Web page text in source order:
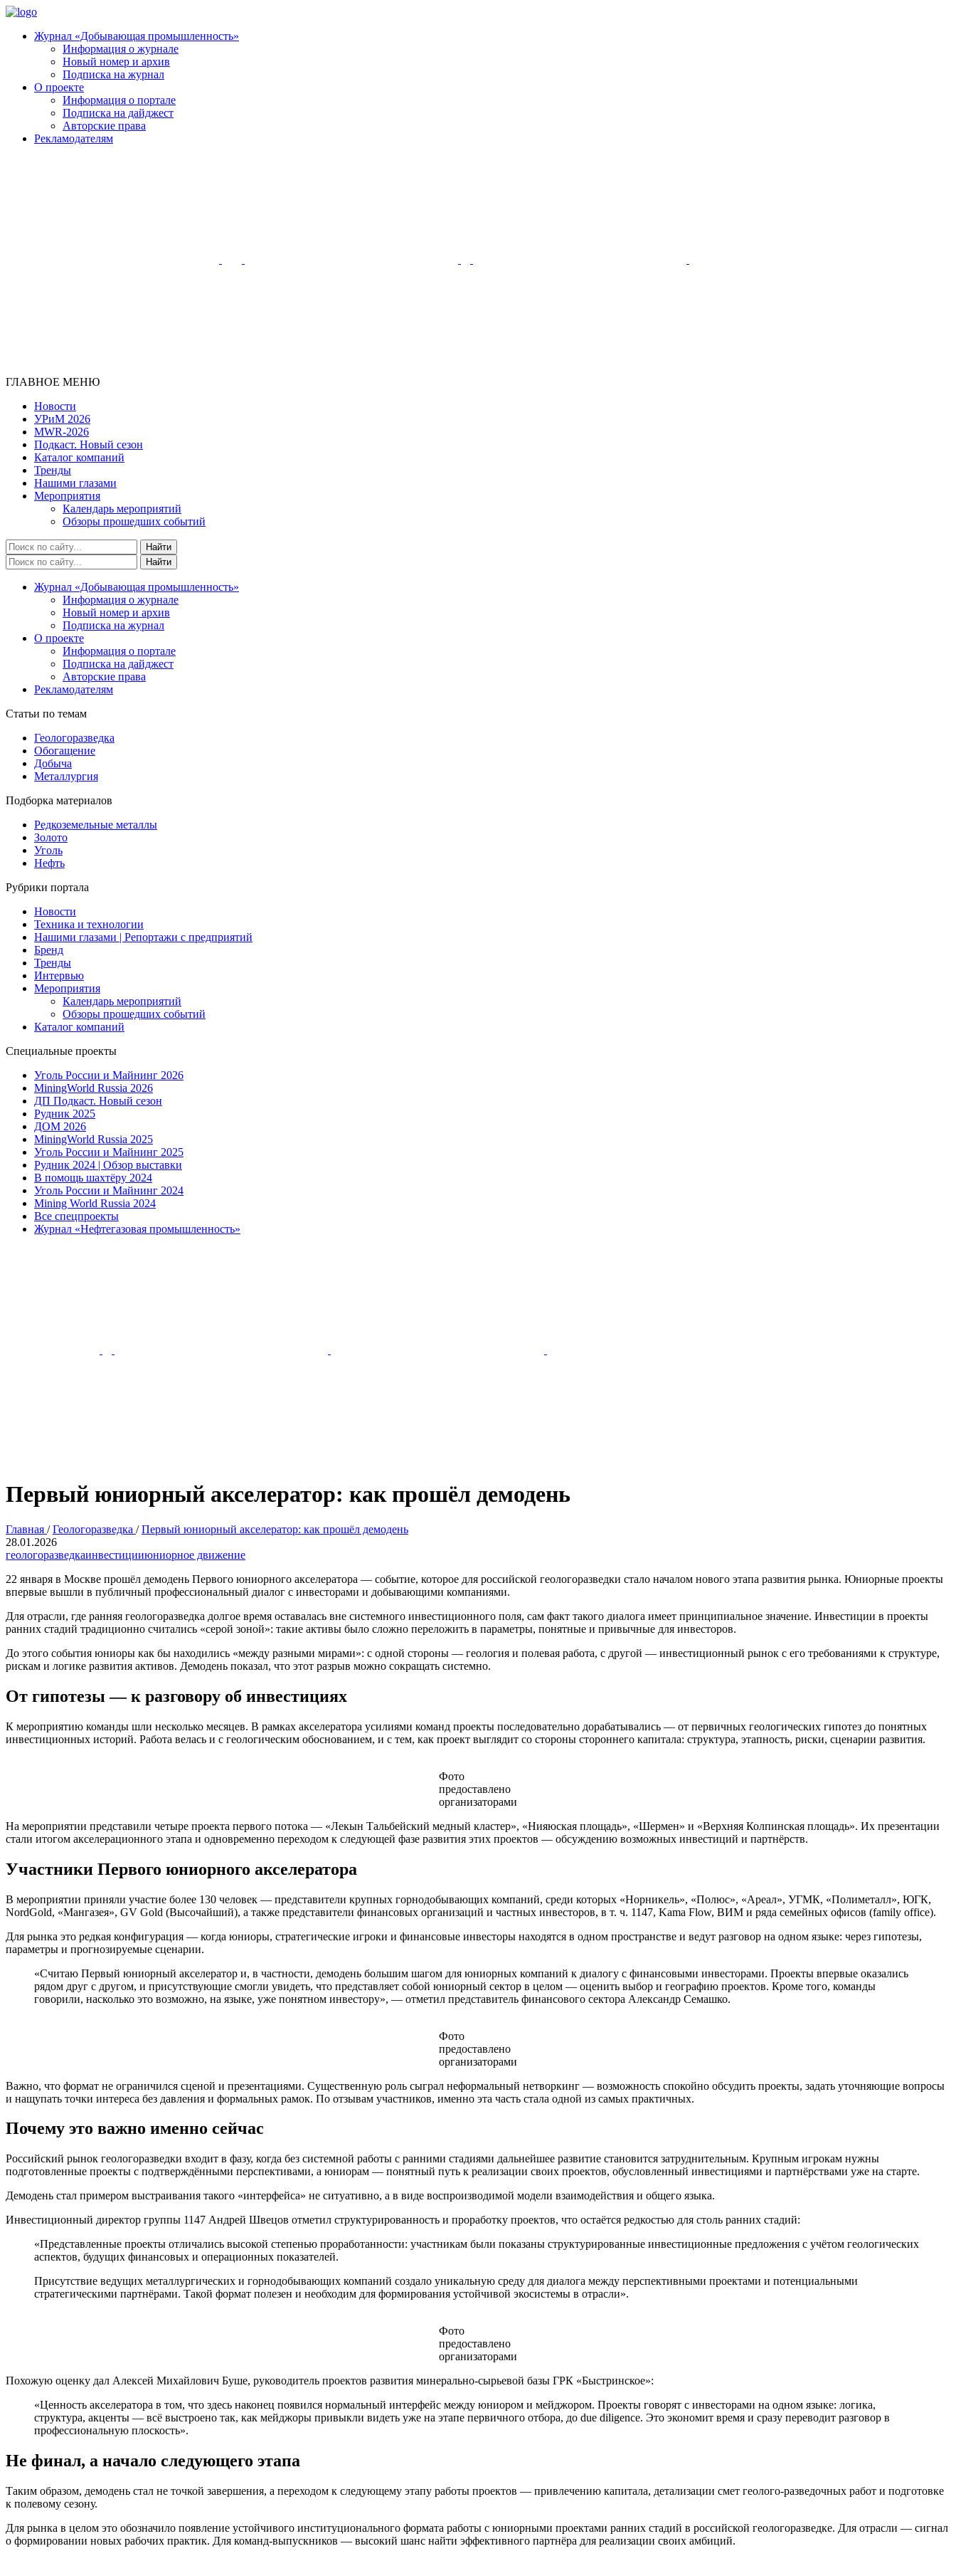
Журнал «Добывающая промышленность»
Информация о журнале
Новый номер и архив
Подписка на журнал
О проекте
Информация о портале
Подписка на дайджест
Авторские права
Рекламодателям
ГЛАВНОЕ МЕНЮ
Новости
УРиМ 2026
MWR-2026
Подкаст. Новый сезон
Каталог компаний
Тренды
Нашими глазами
Мероприятия
Календарь мероприятий
Обзоры прошедших событий
Журнал «Добывающая промышленность»
Информация о журнале
Новый номер и архив
Подписка на журнал
О проекте
Информация о портале
Подписка на дайджест
Авторские права
Рекламодателям
Статьи по темам
Геологоразведка
Обогащение
Добыча
Металлургия
Подборка материалов
Редкоземельные металлы
Золото
Уголь
Нефть
Рубрики портала
Новости
Техника и технологии
Нашими глазами | Репортажи с предприятий
Бренд
Тренды
Интервью
Мероприятия
Календарь мероприятий
Обзоры прошедших событий
Каталог компаний
Специальные проекты
Уголь России и Майнинг 2026
MiningWorld Russia 2026
ДП Подкаст. Новый сезон
Рудник 2025
ДОМ 2026
MiningWorld Russia 2025
Уголь России и Майнинг 2025
Рудник 2024 | Обзор выставки
В помощь шахтёру 2024
Уголь России и Майнинг 2024
Mining World Russia 2024
Все спецпроекты
Журнал «Нефтегазовая промышленность»
Первый юниорный акселератор: как прошёл демодень
Главная / Геологоразведка / Первый юниорный акселератор: как прошёл демодень
28.01.2026
геологоразведкаинвестицииюниорное движение
22 января в Москве прошёл демодень Первого юниорного акселератора — событие, которое для российской геологоразведки стало началом нового этапа развития рынка. Юниорные проекты
впервые вышли в публичный профессиональный диалог с инвесторами и добывающими компаниями.
Для отрасли, где ранняя геологоразведка долгое время оставалась вне системного инвестиционного поля, сам факт такого диалога имеет принципиальное значение. Инвестиции в проекты
ранних стадий традиционно считались «серой зоной»: такие активы было сложно переложить в параметры, понятные и привычные для инвесторов.
До этого события юниоры как бы находились «между разными мирами»: с одной стороны — геология и полевая работа, с другой — инвестиционный рынок с его требованиями к структуре,
рискам и логике развития активов. Демодень показал, что этот разрыв можно сокращать системно.
От гипотезы — к разговору об инвестициях
К мероприятию команды шли несколько месяцев. В рамках акселератора усилиями команд проекты последовательно дорабатывались — от первичных геологических гипотез до понятных
инвестиционных историй. Работа велась и с геологическим обоснованием, и с тем, как проект выглядит со стороны стороннего капитала: структура, этапность, риски, сценарии развития.
Фото
предоставлено
организаторами
На мероприятии представили четыре проекта первого потока — «Лекын Тальбейский медный кластер», «Нияюская площадь», «Шермен» и «Верхняя Колпинская площадь». Их презентации
стали итогом акселерационного этапа и одновременно переходом к следующей фазе развития этих проектов — обсуждению возможных инвестиций и партнёрств.
Участники Первого юниорного акселератора
В мероприятии приняли участие более 130 человек — представители крупных горнодобывающих компаний, среди которых «Норникель», «Полюс», «Ареал», УГМК, «Полиметалл», ЮГК,
NordGold, «Мангазея», GV Gold (Высочайший), а также представители финансовых организаций и частных инвесторов, в т. ч. 1147, Kama Flow, ВИМ и ряда семейных офисов (family office).
Для рынка это редкая конфигурация — когда юниоры, стратегические игроки и финансовые инвесторы находятся в одном пространстве и ведут разговор на одном языке: через гипотезы,
параметры и прогнозируемые сценарии.
«Считаю Первый юниорный акселератор и, в частности, демодень большим шагом для юниорных компаний к диалогу с финансовыми инвесторами. Проекты впервые оказались
рядом друг с другом, и присутствующие смогли увидеть, что представляет собой юниорный сектор в целом — оценить выбор и географию проектов. Кроме того, команды
говорили, насколько это возможно, на языке, уже понятном инвестору», — отметил представитель финансового сектора Александр Семашко.
Фото
предоставлено
организаторами
Важно, что формат не ограничился сценой и презентациями. Существенную роль сыграл неформальный нетворкинг — возможность спокойно обсудить проекты, задать уточняющие вопросы
и нащупать точки интереса без давления и формальных рамок. По отзывам участников, именно эта часть стала одной из самых практичных.
Почему это важно именно сейчас
Российский рынок геологоразведки входит в фазу, когда без системной работы с ранними стадиями дальнейшее развитие становится затруднительным. Крупным игрокам нужны
подготовленные проекты с подтверждёнными перспективами, а юниорам — понятный путь к реализации своих проектов, обусловленный инвестициями и партнёрствами уже на старте.
Демодень стал примером выстраивания такого «интерфейса» не ситуативно, а в виде воспроизводимой модели взаимодействия и общего языка.
Инвестиционный директор группы 1147 Андрей Швецов отметил структурированность и проработку проектов, что остаётся редкостью для столь ранних стадий:
«Представленные проекты отличались высокой степенью проработанности: участникам были показаны структурированные инвестиционные предложения с учётом геологических
аспектов, будущих финансовых и операционных показателей.
Присутствие ведущих металлургических и горнодобывающих компаний создало уникальную среду для диалога между перспективными проектами и потенциальными
стратегическими партнёрами. Такой формат полезен и необходим для формирования устойчивой экосистемы в отрасли».
Фото
предоставлено
организаторами
Похожую оценку дал Алексей Михайлович Буше, руководитель проектов развития минерально-сырьевой базы ГРК «Быстринское»:
«Ценность акселератора в том, что здесь наконец появился нормальный интерфейс между юниором и мейджором. Проекты говорят с инвесторами на одном языке: логика,
структура, акценты — всё выстроено так, как мейджоры привыкли видеть уже на этапе первичного отбора, до due diligence. Это экономит время и сразу переводит разговор в
профессиональную плоскость».
Не финал, а начало следующего этапа
Таким образом, демодень стал не точкой завершения, а переходом к следующему этапу работы проектов — привлечению капитала, детализации смет геолого-разведочных работ и подготовке
к полевому сезону.
Для рынка в целом это обозначило появление устойчивого институционального формата работы с юниорными проектами ранних стадий в российской геологоразведке. Для отрасли — сигнал
о формировании новых рабочих практик. Для команд-выпускников — высокий шанс найти эффективного партнёра для реализации своих амбиций.